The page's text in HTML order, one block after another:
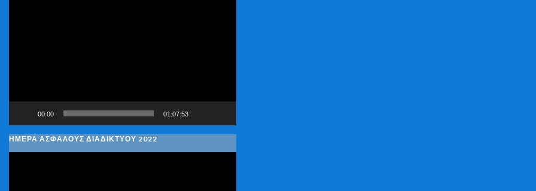
00:00 01:07:53
ΗΜΕΡΑ ΑΣΦΑΛΟΥΣ ΔΙΑΔΙΚΤΥΟΥ 2022